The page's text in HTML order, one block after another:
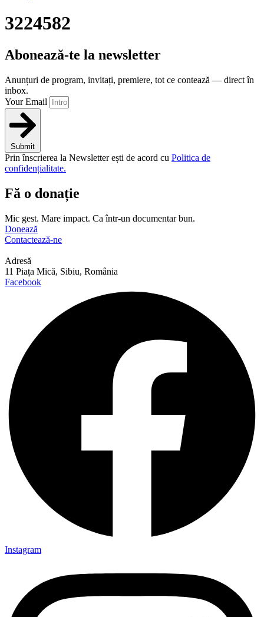
3224582
Abonează-te la newsletter
Anunțuri de program, invitați, premiere, tot ce contează — direct în
inbox.
Your Email
Submit
Prin înscrierea la Newsletter ești de acord cu Politica de
confidențialitate.
Fă o donație
Mic gest. Mare impact. Ca într-un documentar bun.
Donează
Contactează-ne
Adresă
11 Piața Mică, Sibiu, România
Facebook
Instagram